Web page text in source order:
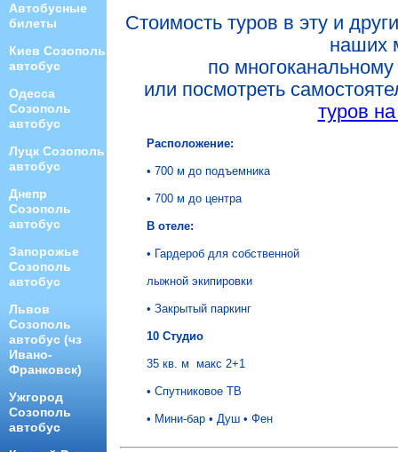
Автобусные
билеты
Киев Созополь
автобус
Одесса
Созополь
автобус
Луцк Созополь
автобус
Днепр
Созополь
автобус
Запорожье
Созополь
автобус
Львов
Созополь
автобус (чз
Ивано-
Франковск)
Ужгород
Созополь
автобус
Стоимость туров в эту и
наших
по
или посмотреть
туров
Расположение:
• 700 м до подъемника
• 700 м до центра
В отеле:
• Гардероб для собственной
лыжной экипировки
• Закрытый паркинг
10 Студио
35 кв. м макс 2+1
• Спутниковое ТВ
• Мини-бар • Душ • Фен